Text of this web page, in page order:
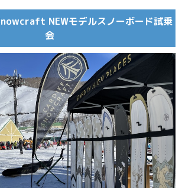
NEWモデルスノーボード試乗
会